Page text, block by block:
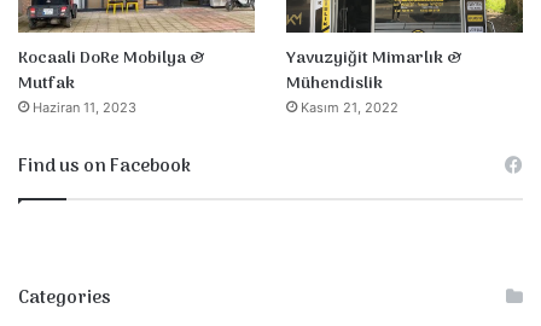
Kocaali DoRe Mobilya &
Mutfak
Haziran 11, 2023
Yavuzyiğit Mimarlık &
Mühendislik
Kasım 21, 2022
Find us on Facebook
Categories